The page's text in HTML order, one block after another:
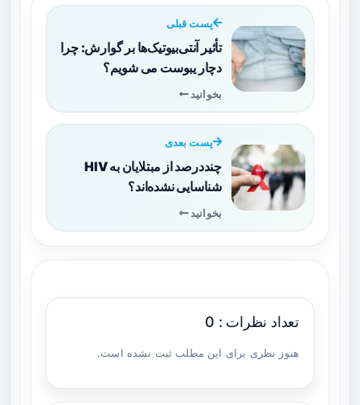
پست قبلی
تأثیر آنتی‌بیوتیک‌ها بر گوارش: چرا
دچار یبوست می شویم؟
بخوانید
پست بعدی
چنددرصد از مبتلایان به HIV
شناسایی نشده‌اند؟
بخوانید
تعداد نظرات : 0
هنوز نظری برای این مطلب ثبت نشده است.